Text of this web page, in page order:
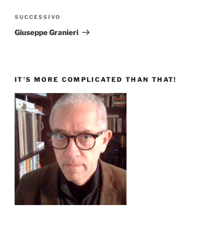
Articolo
successivo
SUCCESSIVO
Giuseppe Granieri
IT’S MORE COMPLICATED THAN THAT!